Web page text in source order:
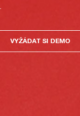
VYŽÁDAT SI DEMO